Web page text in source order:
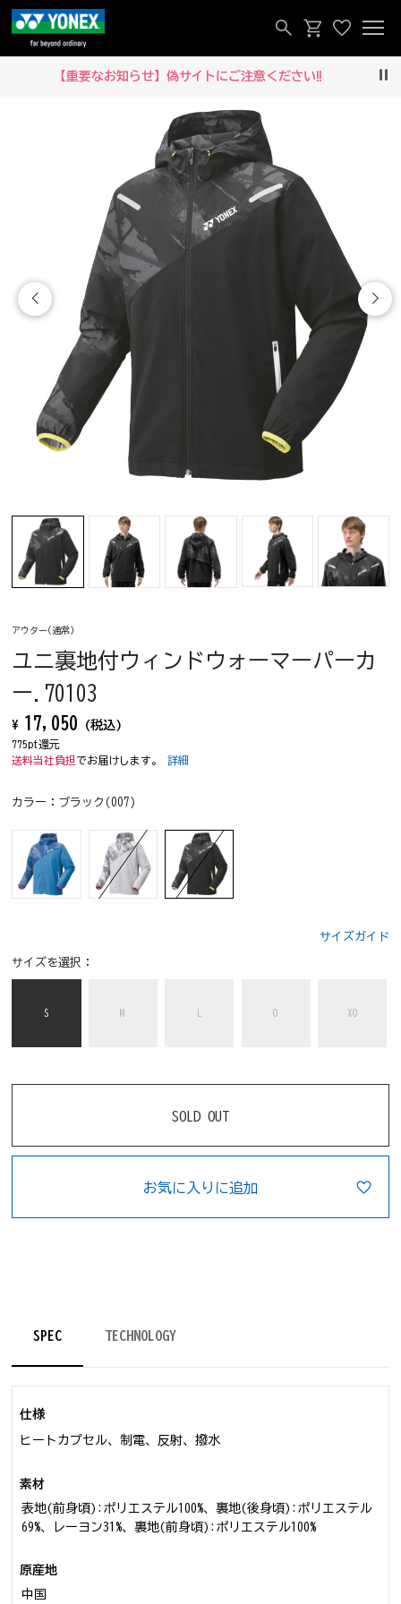
【重要なお知らせ】偽サイトにご注意ください‼
アウター(通常)
ユニ裏地付ウィンドウォーマーパーカ
ー.70103
¥ 17,050 (税込)
775pt還元
送料当社負担 でお届けします。詳細
カラー： ブラック(007)
サイズガイド
サイズを選択：
S M O XO
SOLD OUT
お気に入りに追加
SPEC TECHNOLOGY
仕様
ヒートカプセル、制電、反射、撥水
素材
表地(前身頃):ポリエステル100%、裏地(後身頃):ポリエステル
69%、レーヨン31%、裏地(前身頃):ポリエステル100%
原産地
中国